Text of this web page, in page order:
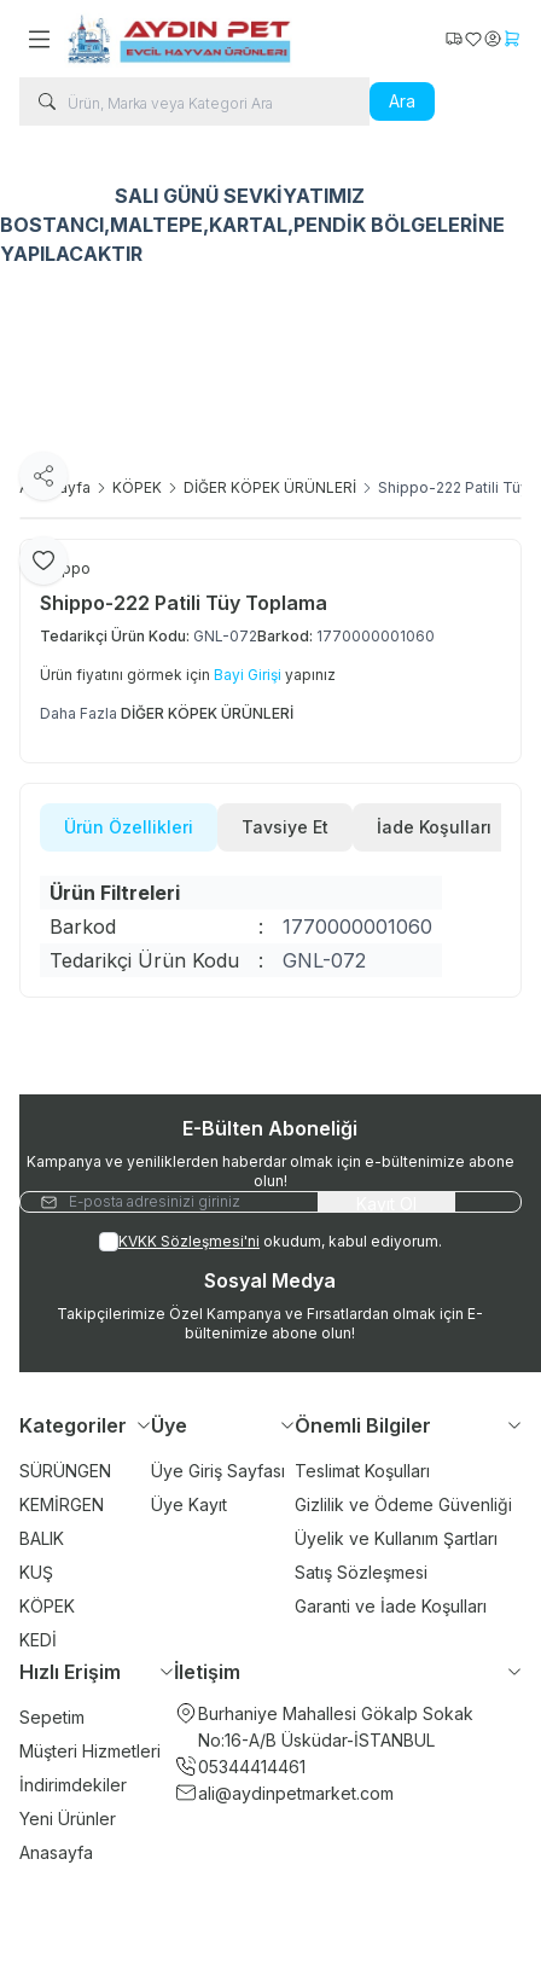
Ara
Kargo Takip
Favorilerim
SALI GÜNÜ SEVKİYATIMIZ
BOSTANCI,MALTEPE,KARTAL,PENDİK BÖLGELERİNE
YAPILACAKTIR
Ana Sayfa KÖPEK DİĞER KÖPEK ÜRÜNLERİ Shippo-222 Patili Tüy
Favoriye Ekle
Paylaş
Shippo
Shippo-222 Patili Tüy Toplama
Tedarikçi Ürün Kodu: GNL-072Barkod: 1770000001060
Ürün fiyatını görmek için Bayi Girişi yapınız
Daha Fazla DİĞER KÖPEK ÜRÜNLERİ
Ürün Özellikleri Tavsiye Et İade Koşulları
Ürün Filtreleri
Barkod
:
1770000001060
Tedarikçi Ürün Kodu
: GNL-072
E-Bülten Aboneliği
Kampanya ve yeniliklerden haberdar olmak için e-bültenimize abone
olun!
KVKK Sözleşmesi'ni okudum, kabul ediyorum.
Sosyal Medya
Takipçilerimize Özel Kampanya ve Fırsatlardan olmak için E-
bültenimize abone olun!
Kategoriler
SÜRÜNGEN
KEMİRGEN
BALIK
KUŞ
KÖPEK
KEDİ
Üye
Üye Giriş Sayfası
Üye Kayıt
Önemli Bilgiler
Teslimat Koşulları
Gizlilik ve Ödeme Güvenliği
Üyelik ve Kullanım Şartları
Satış Sözleşmesi
Garanti ve İade Koşulları
Hızlı Erişim
Sepetim
Müşteri Hizmetleri
İndirimdekiler
Yeni Ürünler
Anasayfa
İletişim
Burhaniye Mahallesi Gökalp Sokak
No:16-A/B Üsküdar-İSTANBUL
05344414461
ali@aydinpetmarket.com